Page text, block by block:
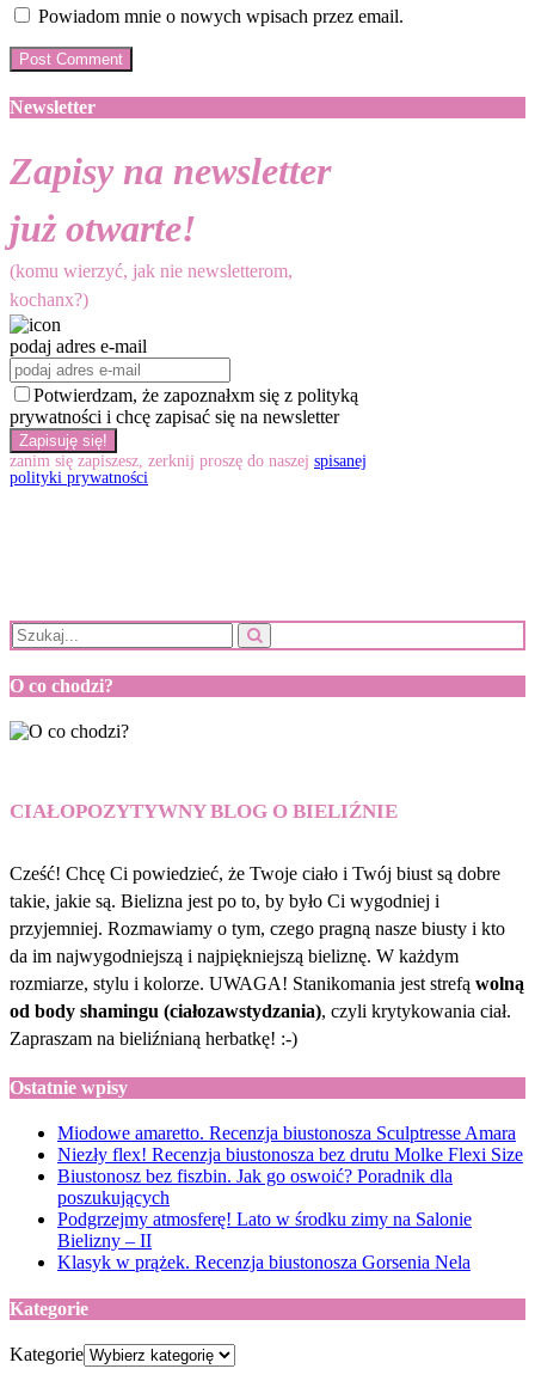
Powiadom mnie o nowych wpisach przez email.
Newsletter
Zapisy na newsletter
już otwarte!
(komu wierzyć, jak nie newsletterom,
kochanx?)
podaj adres e-mail
Potwierdzam, że zapoznałxm się z polityką
prywatności i chcę zapisać się na newsletter
zanim się zapiszesz, zerknij proszę do naszej spisanej
polityki prywatności
O co chodzi?
CIAŁOPOZYTYWNY BLOG O BIELIŹNIE
Cześć! Chcę Ci powiedzieć, że Twoje ciało i Twój biust są dobre
takie, jakie są. Bielizna jest po to, by było Ci wygodniej i
przyjemniej. Rozmawiamy o tym, czego pragną nasze biusty i kto
da im najwygodniejszą i najpiękniejszą bieliznę. W każdym
rozmiarze, stylu i kolorze. UWAGA! Stanikomania jest strefą wolną
od body shamingu (ciałozawstydzania), czyli krytykowania ciał.
Zapraszam na bieliźnianą herbatkę! :-)
Ostatnie wpisy
Miodowe amaretto. Recenzja biustonosza Sculptresse Amara
Niezły flex! Recenzja biustonosza bez drutu Molke Flexi Size
Biustonosz bez fiszbin. Jak go oswoić? Poradnik dla
poszukujących
Podgrzejmy atmosferę! Lato w środku zimy na Salonie
Bielizny – II
Klasyk w prążek. Recenzja biustonosza Gorsenia Nela
Kategorie
Kategorie